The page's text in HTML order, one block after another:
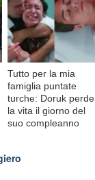
Tutto per la mia
famiglia puntate
turche: Doruk perde
la vita il giorno del
suo compleanno